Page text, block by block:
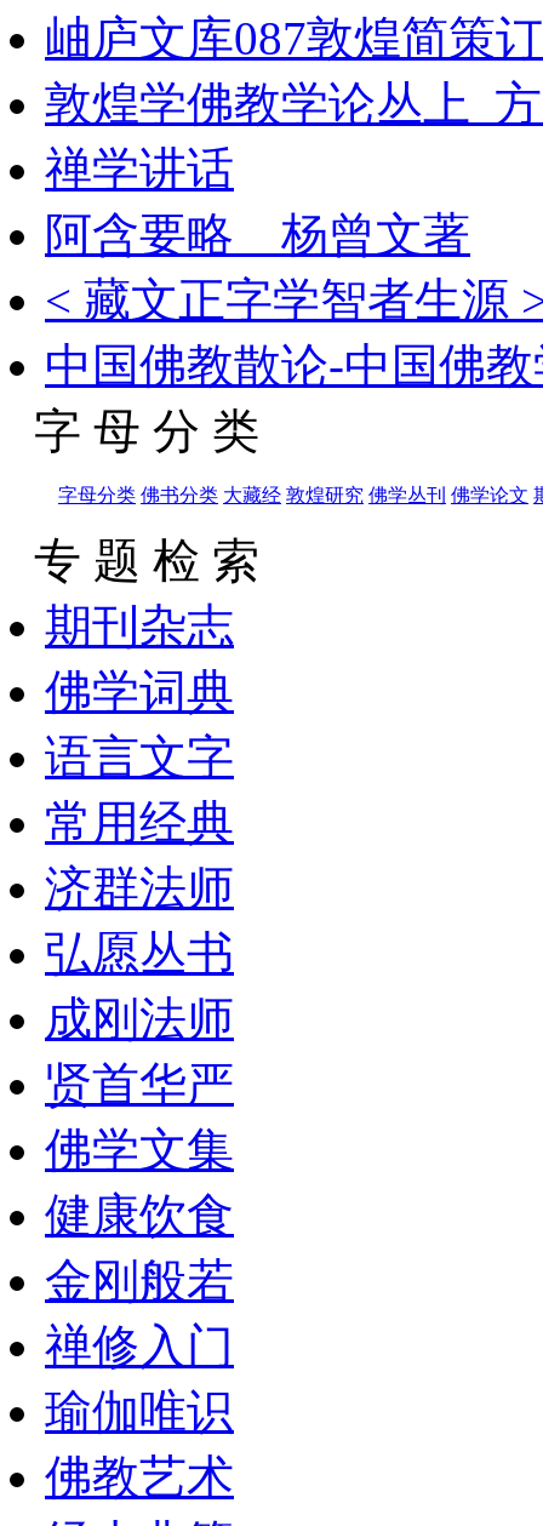
岫庐文库087敦煌简策
敦煌学佛教学论丛上_
禅学讲话
阿含要略 杨曾文著
< 藏文正字学智者生源
中国佛教散论-中国佛
字 母 分 类
字母分类 佛书分类 大藏经 敦煌研究 佛学丛刊 佛学论文
专 题 检 索
期刊杂志
佛学词典
语言文字
常用经典
济群法师
弘愿丛书
成刚法师
贤首华严
佛学文集
健康饮食
金刚般若
禅修入门
瑜伽唯识
佛教艺术